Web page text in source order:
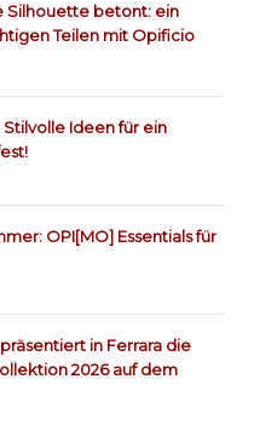
Silhouette betont: ein
Teilen mit Opificio
Ideen für ein
OPI[MO] Essentials für
in Ferrara die
2026 auf dem